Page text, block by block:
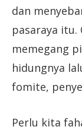
dan
pasaraya itu.
memegang
hidungnya
fomite,
Perlu kita